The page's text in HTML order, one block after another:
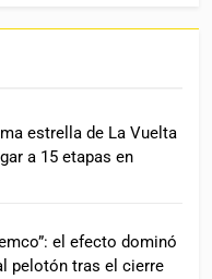
estrella de La Vuelta
a 15 etapas en
el efecto dominó
pelotón tras el cierre